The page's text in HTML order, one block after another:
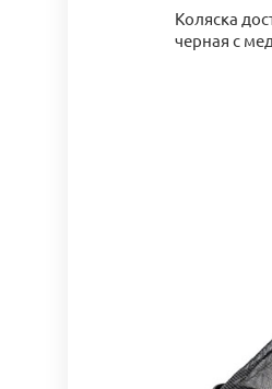
Коляска
черная с